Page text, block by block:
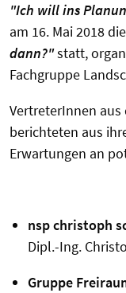
"Ich will ins
am 16. Mai 2018
dann?"statt,
Fachgruppe
VertreterInnen aus
berichteten aus
Erwartungen an
nsp christoph
Dipl.-Ing.
Gruppe